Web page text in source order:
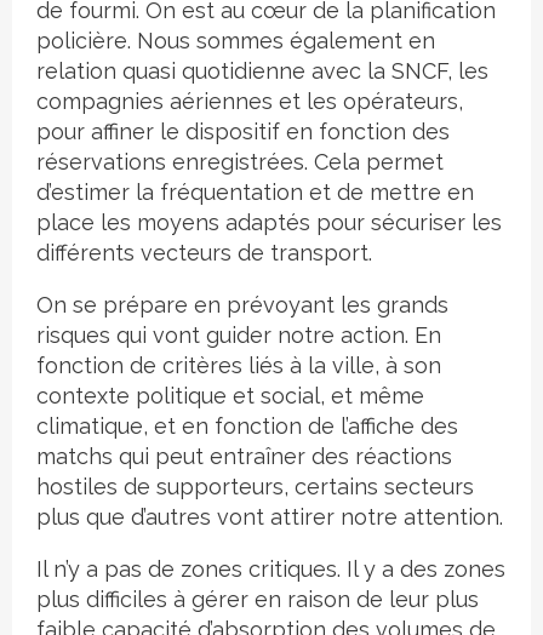
de fourmi. On est au cœur de la planification
policière. Nous sommes également en
relation quasi quotidienne avec la SNCF, les
compagnies aériennes et les opérateurs,
pour affiner le dispositif en fonction des
réservations enregistrées. Cela permet
d’estimer la fréquentation et de mettre en
place les moyens adaptés pour sécuriser les
différents vecteurs de transport.
On se prépare en prévoyant les grands
risques qui vont guider notre action. En
fonction de critères liés à la ville, à son
contexte politique et social, et même
climatique, et en fonction de l’affiche des
matchs qui peut entraîner des réactions
hostiles de supporteurs, certains secteurs
plus que d’autres vont attirer notre attention.
Il n’y a pas de zones critiques. Il y a des zones
plus difficiles à gérer en raison de leur plus
faible capacité d’absorption des volumes de